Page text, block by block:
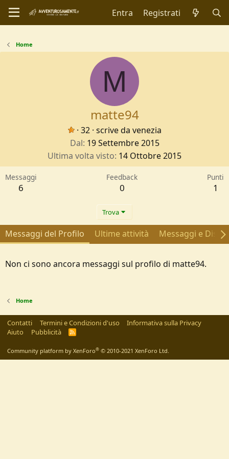
Entra Registrati
Home
M
matte94
· 32 · scrive da venezia
Dal 19 Settembre 2015
Ultima volta visto 14 Ottobre 2015
Messaggi
6
Feedback
0
Punti
1
Trova
Messaggi del Profilo Ultime attività Messaggi e
Non ci sono ancora messaggi sul profilo di matte94.
Home
Contatti Termini e Condizioni d'uso
Informativa sulla Privacy
Aiuto
Pubblicità
R
Community platform by XenForo® © 2010-2021 XenForo Ltd.